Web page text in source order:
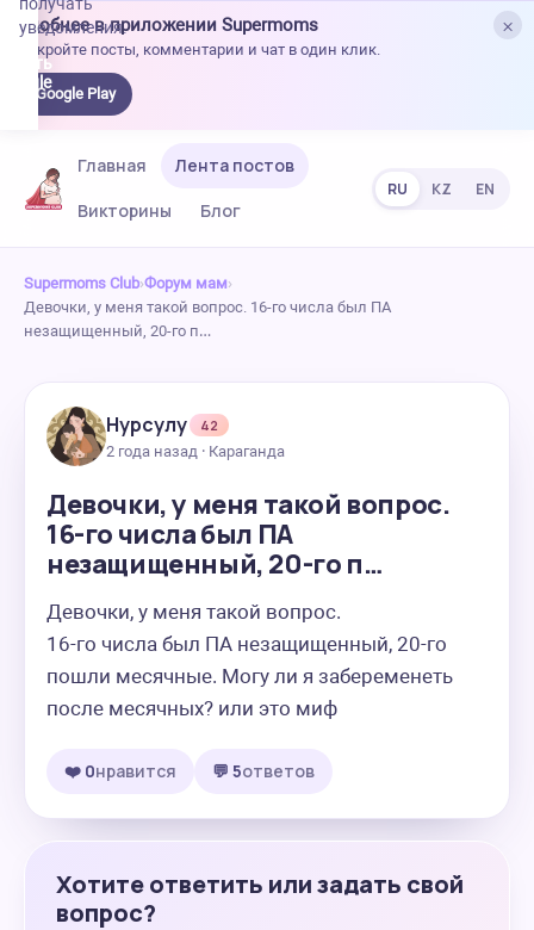
×
Удобнее в приложении Supermoms
Откройте посты, комментарии и чат в один клик.
Google Play
уведомления.
Главная
Лента постов
Викторины
Блог
RU KZ EN
Supermoms Club›Форум мам›
Девочки, у меня такой вопрос. 16-го числа был ПА
незащищенный, 20-го п…
Нурсулу
42
2 года назад · Караганда
Девочки, у меня такой вопрос.
16-го числа был ПА
незащищенный, 20-го п…
Девочки, у меня такой вопрос.
16-го числа был ПА незащищенный, 20-го
пошли месячные. Могу ли я забеременеть
после месячных? или это миф
❤️ 0нравится 💬 5ответов
Хотите ответить или задать свой
вопрос?